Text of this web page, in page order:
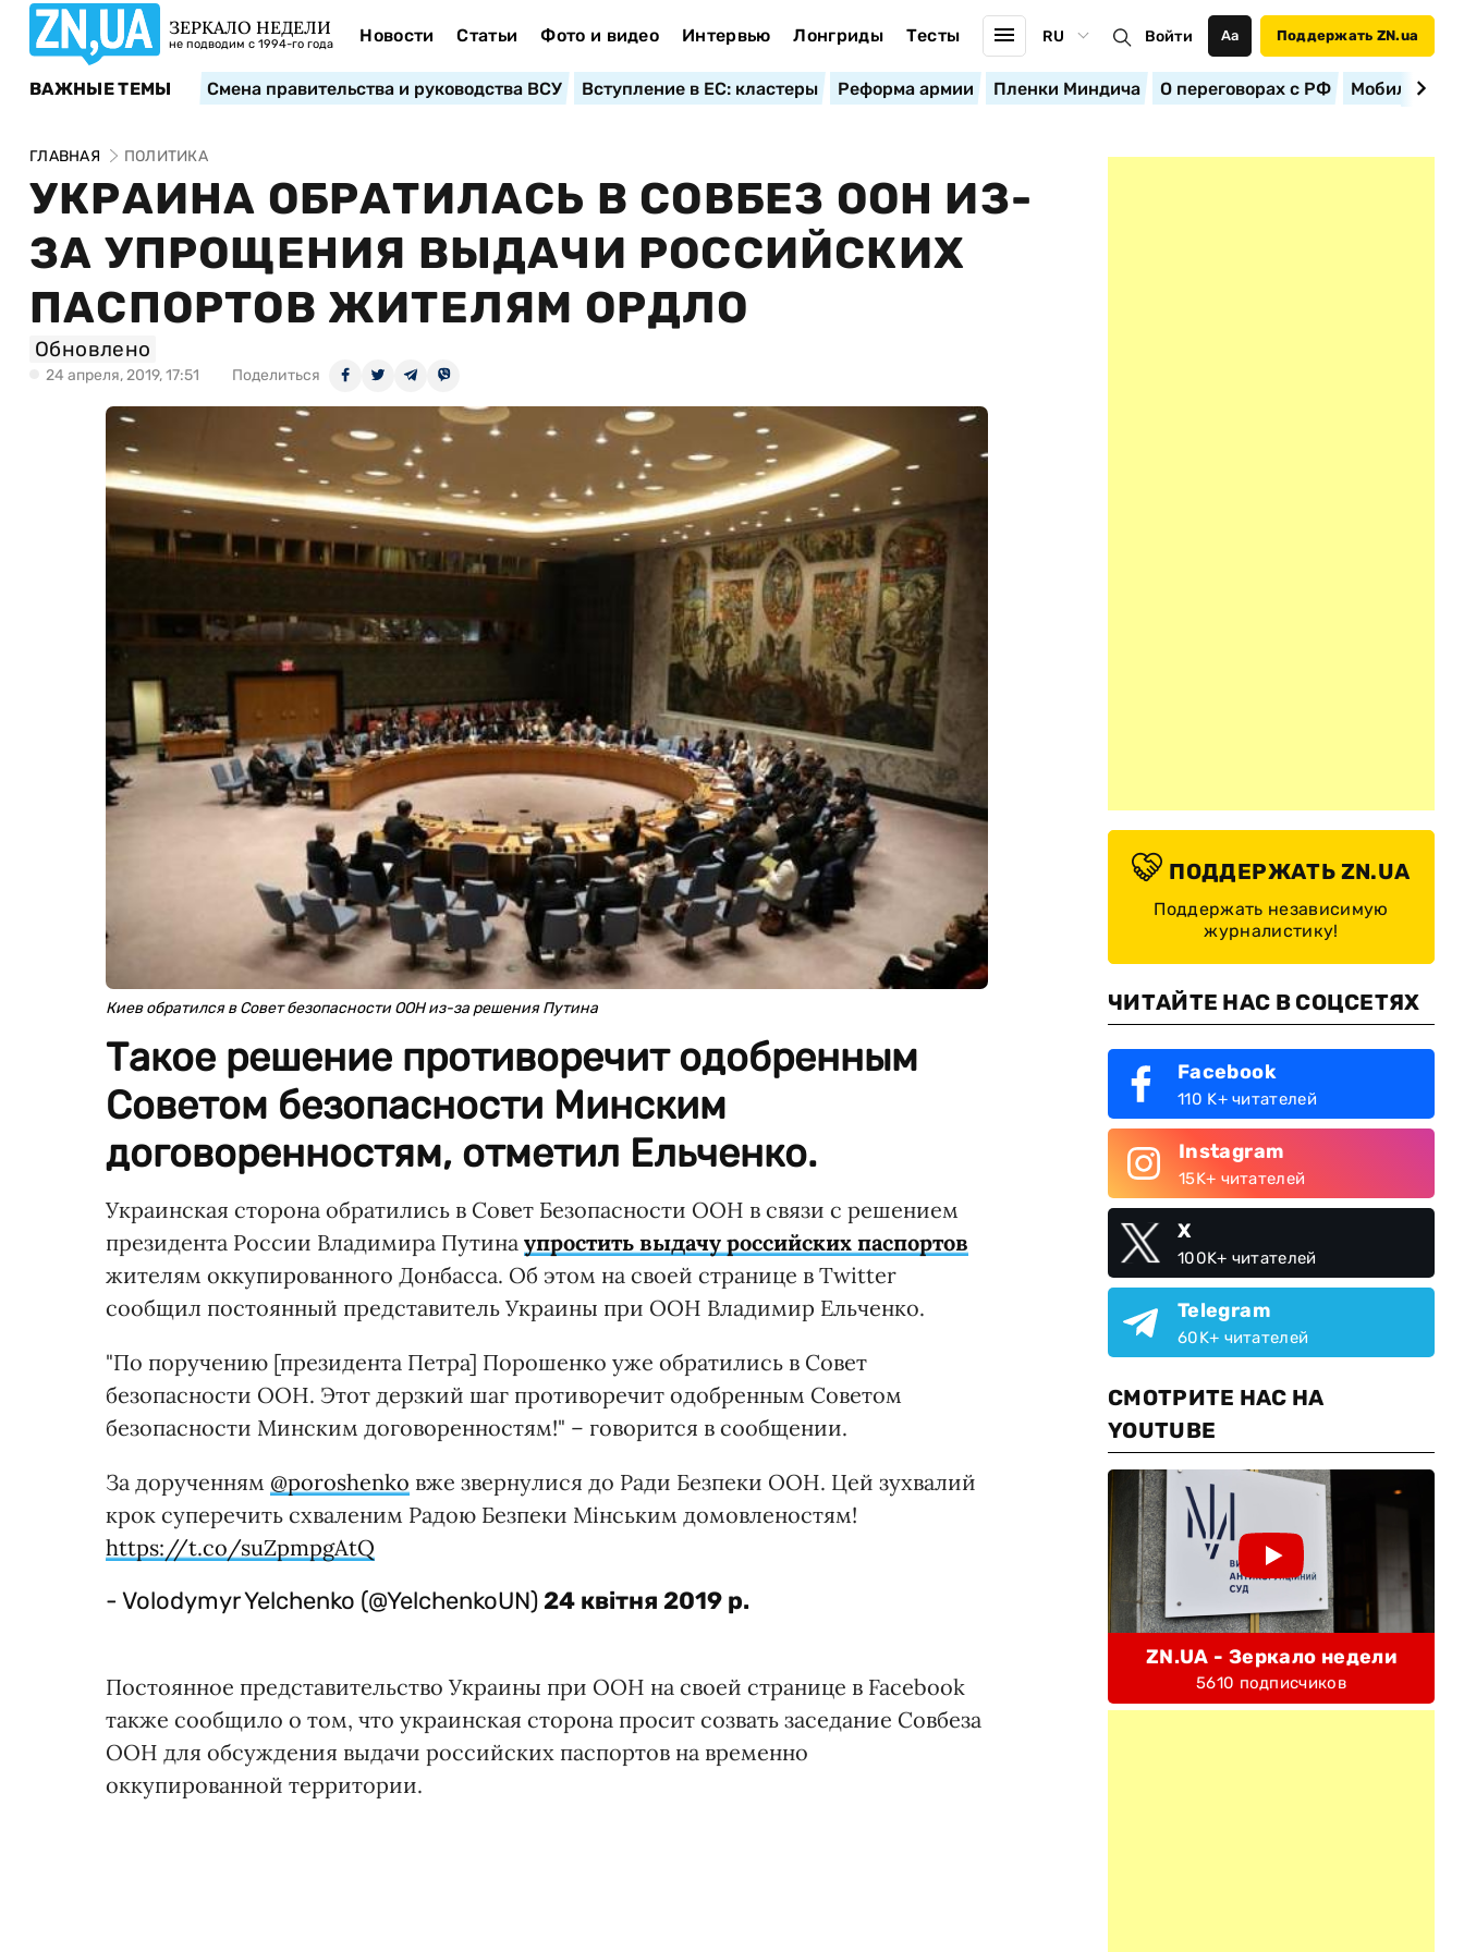
ЗЕРКАЛО НЕДЕЛИ
не подводим с 1994-го года Новости Статьи Фото и видео Интервью Лонгриды Тесты RU Войти Аа Поддержать ZN.ua
ВАЖНЫЕ ТЕМЫ Смена правительства и руководства ВСУ Вступление в ЕС: кластеры Реформа армии Пленки Миндича О переговорах с РФ
ГЛАВНАЯ ПОЛИТИКА
УКРАИНА ОБРАТИЛАСЬ В СОВБЕЗ ООН ИЗ-
ЗА УПРОЩЕНИЯ ВЫДАЧИ РОССИЙСКИХ
ПАСПОРТОВ ЖИТЕЛЯМ ОРДЛО
Обновлено
24 апреля, 2019, 17:51 Поделиться
Киев обратился в Совет безопасности ООН из-за решения Путина
Такое решение противоречит одобренным
Советом безопасности Минским
договоренностям, отметил Ельченко.
Украинская сторона обратились в Совет Безопасности ООН в связи с решением
президента России Владимира Путина упростить выдачу российских паспортов
жителям оккупированного Донбасса. Об этом на своей странице в Twitter
сообщил постоянный представитель Украины при ООН Владимир Ельченко.
"По поручению [президента Петра] Порошенко уже обратились в Совет
безопасности ООН. Этот дерзкий шаг противоречит одобренным Советом
безопасности Минским договоренностям!" – говорится в сообщении.
За дорученням ⁦⁦ @poroshenko ⁩ вже звернулися до Ради Безпеки ООН. Цей зухвалий
крок суперечить схваленим Радою Безпеки Мінським домовленостям!
https://t.co/suZpmpgAtQ
- Volodymyr Yelchenko (@YelchenkoUN) 24 квітня 2019 р.
Постоянное представительство Украины при ООН на своей странице в Facebook
также сообщило о том, что украинская сторона просит созвать заседание Совбеза
ООН для обсуждения выдачи российских паспортов на временно
оккупированной территории.
ПОДДЕРЖАТЬ ZN.UA
Поддержать независимую
журналистику!
ЧИТАЙТЕ НАС В СОЦСЕТЯХ
Facebook
110 K+ читателей
Instagram
15K+ читателей
X
100K+ читателей
Telegram
60K+ читателей
СМОТРИТЕ НАС НА
YOUTUBE
ZN.UA - Зеркало недели
5610 подписчиков